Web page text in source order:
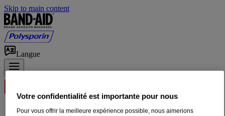
Skip to main content
Langue
Produits
Votre confidentialité est importante pour nous
Pour vous offrir la meilleure expérience possible, nous aimerions